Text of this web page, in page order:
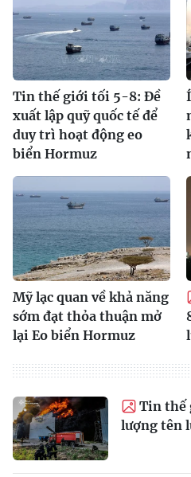
Tin thế giới tối 5-8: Đề
xuất lập quỹ quốc tế để
duy trì hoạt động eo
biển Hormuz
Mỹ lạc quan về khả năng
sớm đạt thỏa thuận mở
lại Eo biển Hormuz
Tin thế
lượng tên